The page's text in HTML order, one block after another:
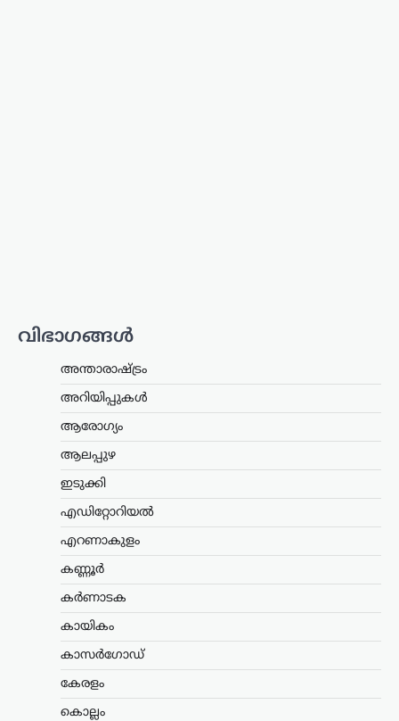
വിഭാഗങ്ങൾ
അന്താരാഷ്ട്രം
അറിയിപ്പുകൾ
ആരോഗ്യം
ആലപ്പുഴ
ഇടുക്കി
എഡിറ്റോറിയൽ
എറണാകുളം
കണ്ണൂർ
കർണാടക
കായികം
കാസർഗോഡ്
കേരളം
കൊല്ലം
അര്‍ജുന്‍ ആയങ്കിക്കായി
വേഗത്തില്‍ പിടികൂടാന്‍
നിര്‍ദേശം നല്‍കി രമേശ്
ചെന്നിത്തല
ന്യൂസ് ഡെസ്ക്
ഓഗസ്റ്റ്‌ 7, 2026
പൊലീസിനെ പരസ്യമായി വെല്ലുവിളിച്ച
പിടികൂടാന്‍ ആഭ്യന്തരമന്ത്രി രമേശ്
ചെന്നിത്തല നിര്‍ദേശം നല്‍കിയതിനെ
തുടര്‍ന്ന് സംസ്ഥാനത്ത് പൊലീസ്
പരിശോധന ശക്തമാക്കി.
ട്രെൻഡിംഗ്,ദേശീയം,ലേറ്റസ്റ്റ് ന്യൂസ്
ഫണ്ടിൽ ക്രമക്കേടില്ലെന്ന്
സർക്കാർ; 3,300 കോടി
രൂപയുടെ കണക്കുകൾ